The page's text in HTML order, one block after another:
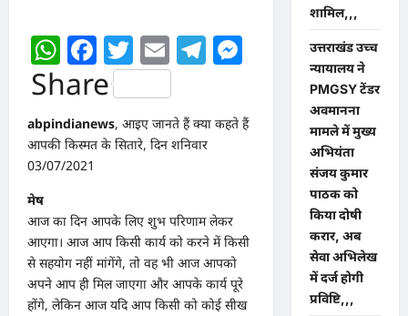
WhatsApp
Facebook
Twitter
EmailTelegram
Messenger
Share
abpindianews, आइए जानते हैं क्या कहते हैं
आपकी किस्मत के सितारे, दिन शनिवार
03/07/2021
मेष
आज का दिन आपके लिए शुभ परिणाम लेकर
आएगा। आज आप किसी कार्य को करने में किसी
से सहयोग नहीं मांगेंगे, तो वह भी आज आपको
अपने आप ही मिल जाएगा और आपके कार्य पूरे
होंगे, लेकिन आज यदि आप किसी को कोई सीख
शामिल,,,
उत्तराखंड उच्च
न्यायालय ने
PMGSY टेंडर
अवमानना
मामले में मुख्य
अभियंता
संजय कुमार
पाठक को
किया दोषी
करार, अब
सेवा अभिलेख
में दर्ज होगी
प्रविष्टि,,,